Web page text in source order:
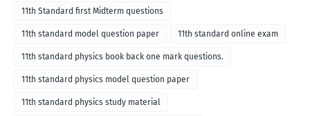
11th Standard first Midterm questions
11th standard model question paper 11th standard online exam
11th standard physics book back one mark questions.
11th standard physics model question paper
11th standard physics study material